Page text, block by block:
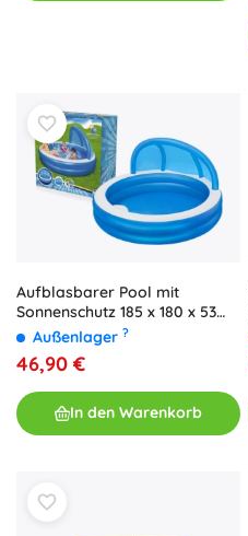
Aufblasbarer Pool mit
Sonnenschutz 185 x 180 x 53
cm Bestway
Außenlager ?
46,90 €
In den Warenkorb